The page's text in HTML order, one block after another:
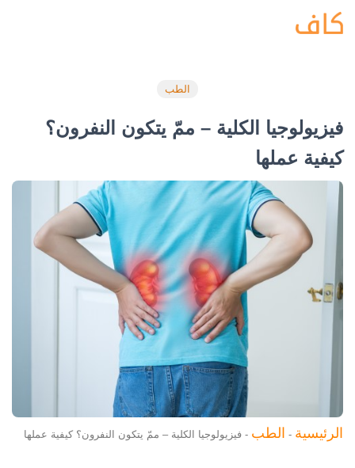
الطب
فيزيولوجيا الكلية – ممّ يتكون النفرون؟
كيفية عملها
الرئيسية - الطب - فيزيولوجيا الكلية – ممّ يتكون النفرون؟ كيفية عملها